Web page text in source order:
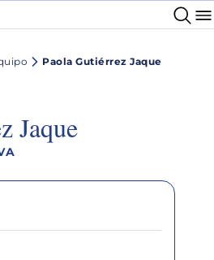
Paola Gutiérrez Jaque
Jaque